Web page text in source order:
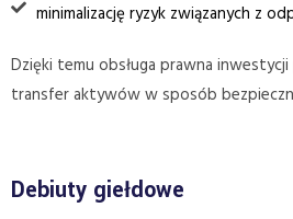
minimalizację ryzyk związanych z
Dzięki temu obsługa prawna
transfer aktywów w sposób
Debiuty giełdowe